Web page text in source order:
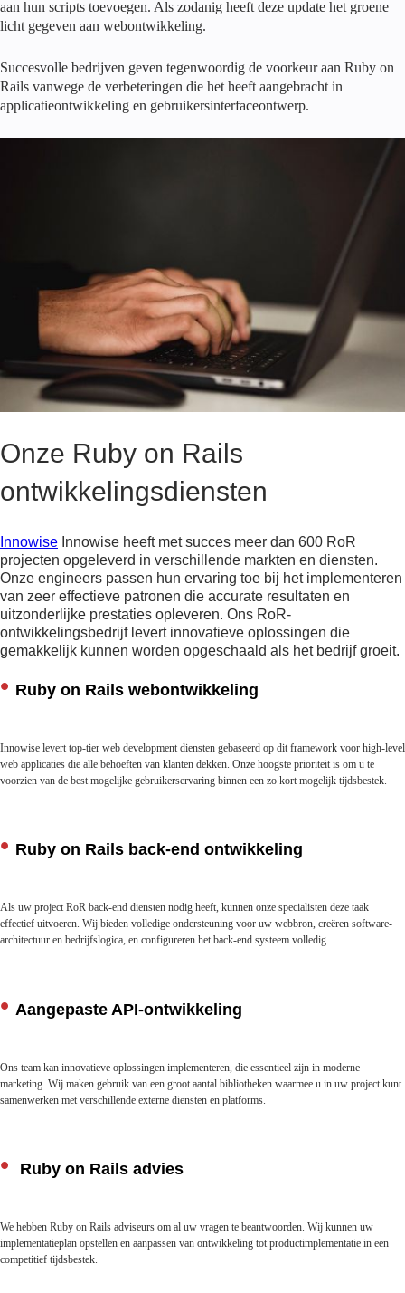
aan hun scripts toevoegen. Als zodanig heeft deze update het groene
licht gegeven aan webontwikkeling.
Succesvolle bedrijven geven tegenwoordig de voorkeur aan Ruby on
Rails vanwege de verbeteringen die het heeft aangebracht in
applicatieontwikkeling en gebruikersinterfaceontwerp.
Onze Ruby on Rails
ontwikkelingsdiensten
Innowise Innowise heeft met succes meer dan 600 RoR
projecten opgeleverd in verschillende markten en diensten.
Onze engineers passen hun ervaring toe bij het implementeren
van zeer effectieve patronen die accurate resultaten en
uitzonderlijke prestaties opleveren. Ons RoR-
ontwikkelingsbedrijf levert innovatieve oplossingen die
gemakkelijk kunnen worden opgeschaald als het bedrijf groeit.
Ruby on Rails webontwikkeling
Innowise levert top-tier web development diensten gebaseerd op dit framework voor high-level
web applicaties die alle behoeften van klanten dekken. Onze hoogste prioriteit is om u te
voorzien van de best mogelijke gebruikerservaring binnen een zo kort mogelijk tijdsbestek.
Ruby on Rails back-end ontwikkeling
Als uw project RoR back-end diensten nodig heeft, kunnen onze specialisten deze taak
effectief uitvoeren. Wij bieden volledige ondersteuning voor uw webbron, creëren software-
architectuur en bedrijfslogica, en configureren het back-end systeem volledig.
Aangepaste API-ontwikkeling
Ons team kan innovatieve oplossingen implementeren, die essentieel zijn in moderne
marketing. Wij maken gebruik van een groot aantal bibliotheken waarmee u in uw project kunt
samenwerken met verschillende externe diensten en platforms.
Ruby on Rails advies
We hebben Ruby on Rails adviseurs om al uw vragen te beantwoorden. Wij kunnen uw
implementatieplan opstellen en aanpassen van ontwikkeling tot productimplementatie in een
competitief tijdsbestek.